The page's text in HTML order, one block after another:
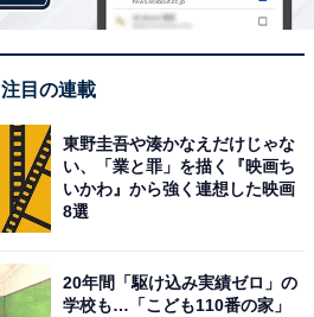
注目の連載
東野圭吾や湊かなえだけじゃな
い、「業と罪」を描く『映画ち
いかわ』から強く連想した映画
8選
20年間「駆け込み実績ゼロ」の
学校も…「こども110番の家」